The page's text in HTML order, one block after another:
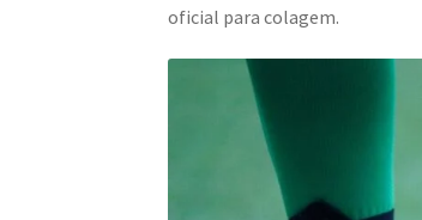
oficial para colagem.